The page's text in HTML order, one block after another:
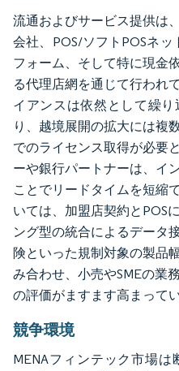
流通およびサービス提供は
会社、POS/ソフトPOSネ
フォーム、そして特に現金
る代理店網を通じて行われ
イアンスは依然として繰
り、越境展開の拡大には複
でのライセンス取得が必要
ーや銀行パートナーは、イ
ことでリードタイムを短縮
いては、加盟店契約とPOS
ング型の統合によるデータ
険といった規制対象の製品
み合わせ、小売やSMEの業
の評価がますます高まってい
競争環境
MENAフィンテック市場は